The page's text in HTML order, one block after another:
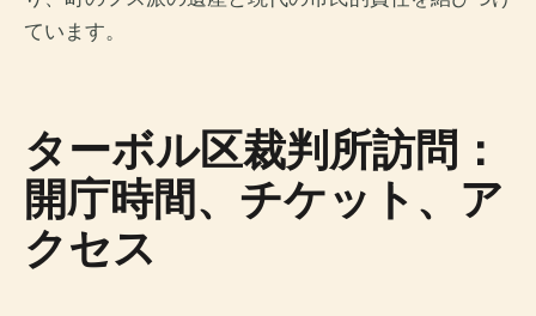
ています。
ターボル区裁判所訪問：
開庁時間、チケット、ア
クセス